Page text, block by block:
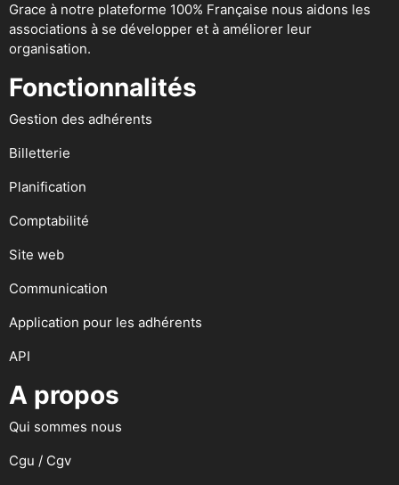
Grace à notre plateforme 100% Française nous aidons les
associations à se développer et à améliorer leur
organisation.
Fonctionnalités
Gestion des adhérents
Billetterie
Planification
Comptabilité
Site web
Communication
Application pour les adhérents
API
A propos
Qui sommes nous
Cgu / Cgv